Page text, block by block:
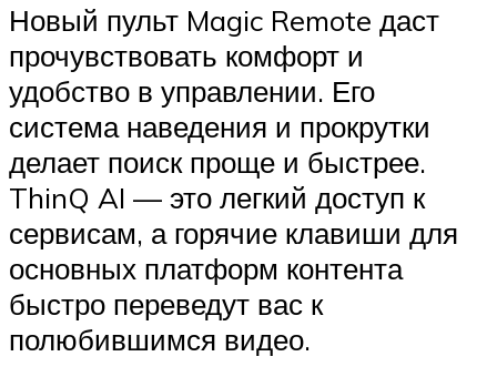
Новый пульт Magic Remote даст
прочувствовать комфорт и
удобство в управлении. Его
система наведения и прокрутки
делает поиск проще и быстрее.
ThinQ AI — это легкий доступ к
сервисам, а горячие клавиши для
основных платформ контента
быстро переведут вас к
полюбившимся видео.